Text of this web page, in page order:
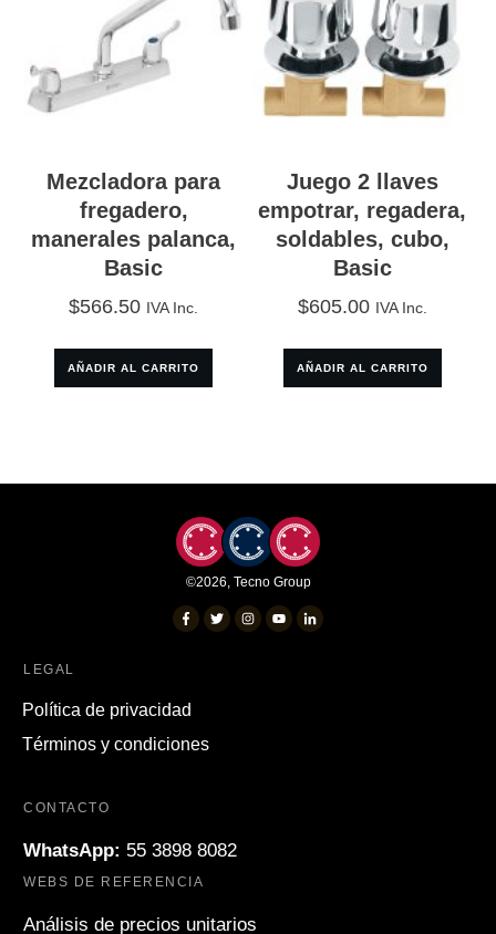
Mezcladora para
fregadero,
manerales palanca,
Basic
$566.50 IVA Inc.
AÑADIR AL CARRITO
Juego 2 llaves
empotrar, regadera,
soldables, cubo,
Basic
$605.00 IVA Inc.
AÑADIR AL CARRITO
©2026, Tecno Group
LEGAL
Política de privacidad
Términos y condiciones
CONTACTO
WhatsApp: 55 3898 8082
WEBS DE REFERENCIA
Análisis de precios unitarios